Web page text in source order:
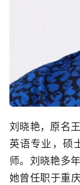
刘晓艳，原名
英语专业，硕
师。刘晓艳多
她曾任职于重